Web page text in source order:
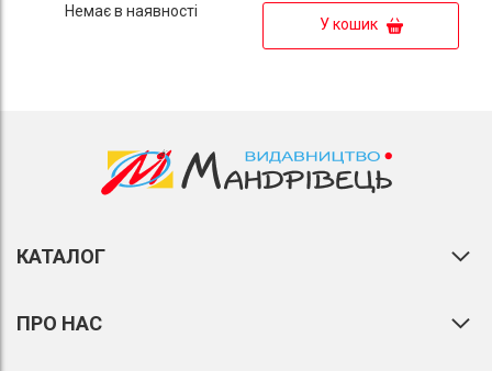
Немає в наявності
У кошик
КАТАЛОГ
ПРО НАС